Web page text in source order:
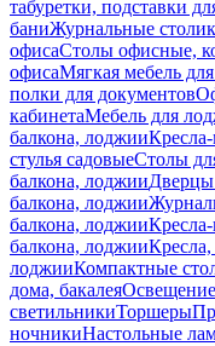
табуретки, подставки
баниЖурнальные
офисаСтолы офисные,
офисаМягкая мебель
полки для документов
кабинетаМебель для
балкона, лоджии
стулья садовыеСтолы
балкона, лоджии
балкона, лоджии
балкона, лоджии
балкона, лоджии
лоджииКомпактные
дома, бакалеяОсвещение
светильникиТоршеры
ночникиНастольные